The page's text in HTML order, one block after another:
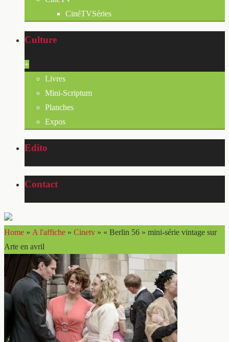
CinéTVSéries
Culture
+
Livres
Mini-Scriptum
Planches
Expos
Edito
Contact
Home » A l'affiche » Cinetv » « Berlin 56 » mini-série vintage sur
Arte en avril